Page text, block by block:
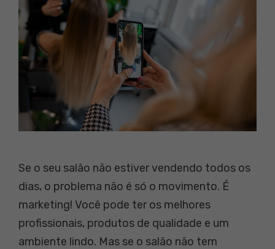
Se o seu salão não estiver vendendo todos os
dias, o problema não é só o movimento. É
marketing! Você pode ter os melhores
profissionais, produtos de qualidade e um
ambiente lindo. Mas se o salão não tem